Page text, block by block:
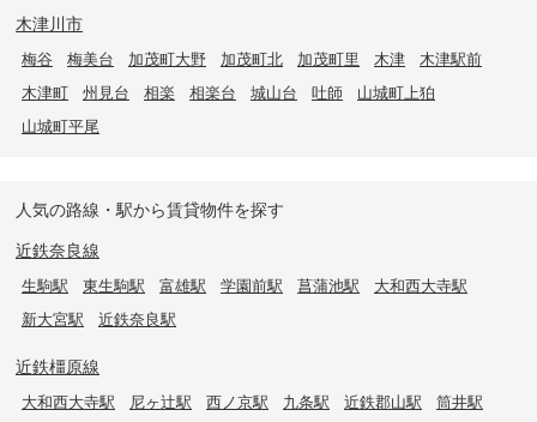
木津川市
梅谷 梅美台 加茂町大野 加茂町北 加茂町里 木津
木津駅前
木津町
州見台 相楽 相楽台 城山台 吐師
山城町上狛
山城町平尾
人気の路線・駅から賃貸物件を探す
近鉄奈良線
生駒駅 東生駒駅 富雄駅 学園前駅 菖蒲池駅
大和西大寺駅
新大宮駅
近鉄奈良駅
近鉄橿原線
大和西大寺駅 尼ヶ辻駅 西ノ京駅 九条駅 近鉄郡山駅
筒井駅